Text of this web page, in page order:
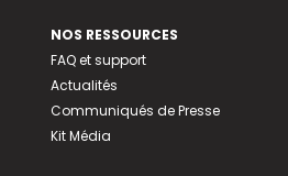
NOS RESSOURCES
FAQ et support
Actualités
Communiqués de Presse
Kit Média